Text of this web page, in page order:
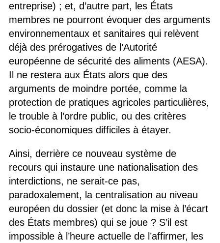
entreprise) ; et, d’autre part, les États
membres ne pourront évoquer des arguments
environnementaux et sanitaires qui relèvent
déjà des prérogatives de l’Autorité
européenne de sécurité des aliments (AESA).
Il ne restera aux États alors que des
arguments de moindre portée, comme la
protection de pratiques agricoles particulières,
le trouble à l’ordre public, ou des critères
socio-économiques difficiles à étayer.
Ainsi, derrière ce nouveau système de
recours qui instaure une nationalisation des
interdictions, ne serait-ce pas,
paradoxalement, la centralisation au niveau
européen du dossier (et donc la mise à l’écart
des États membres) qui se joue ? S’il est
impossible à l’heure actuelle de l’affirmer, les